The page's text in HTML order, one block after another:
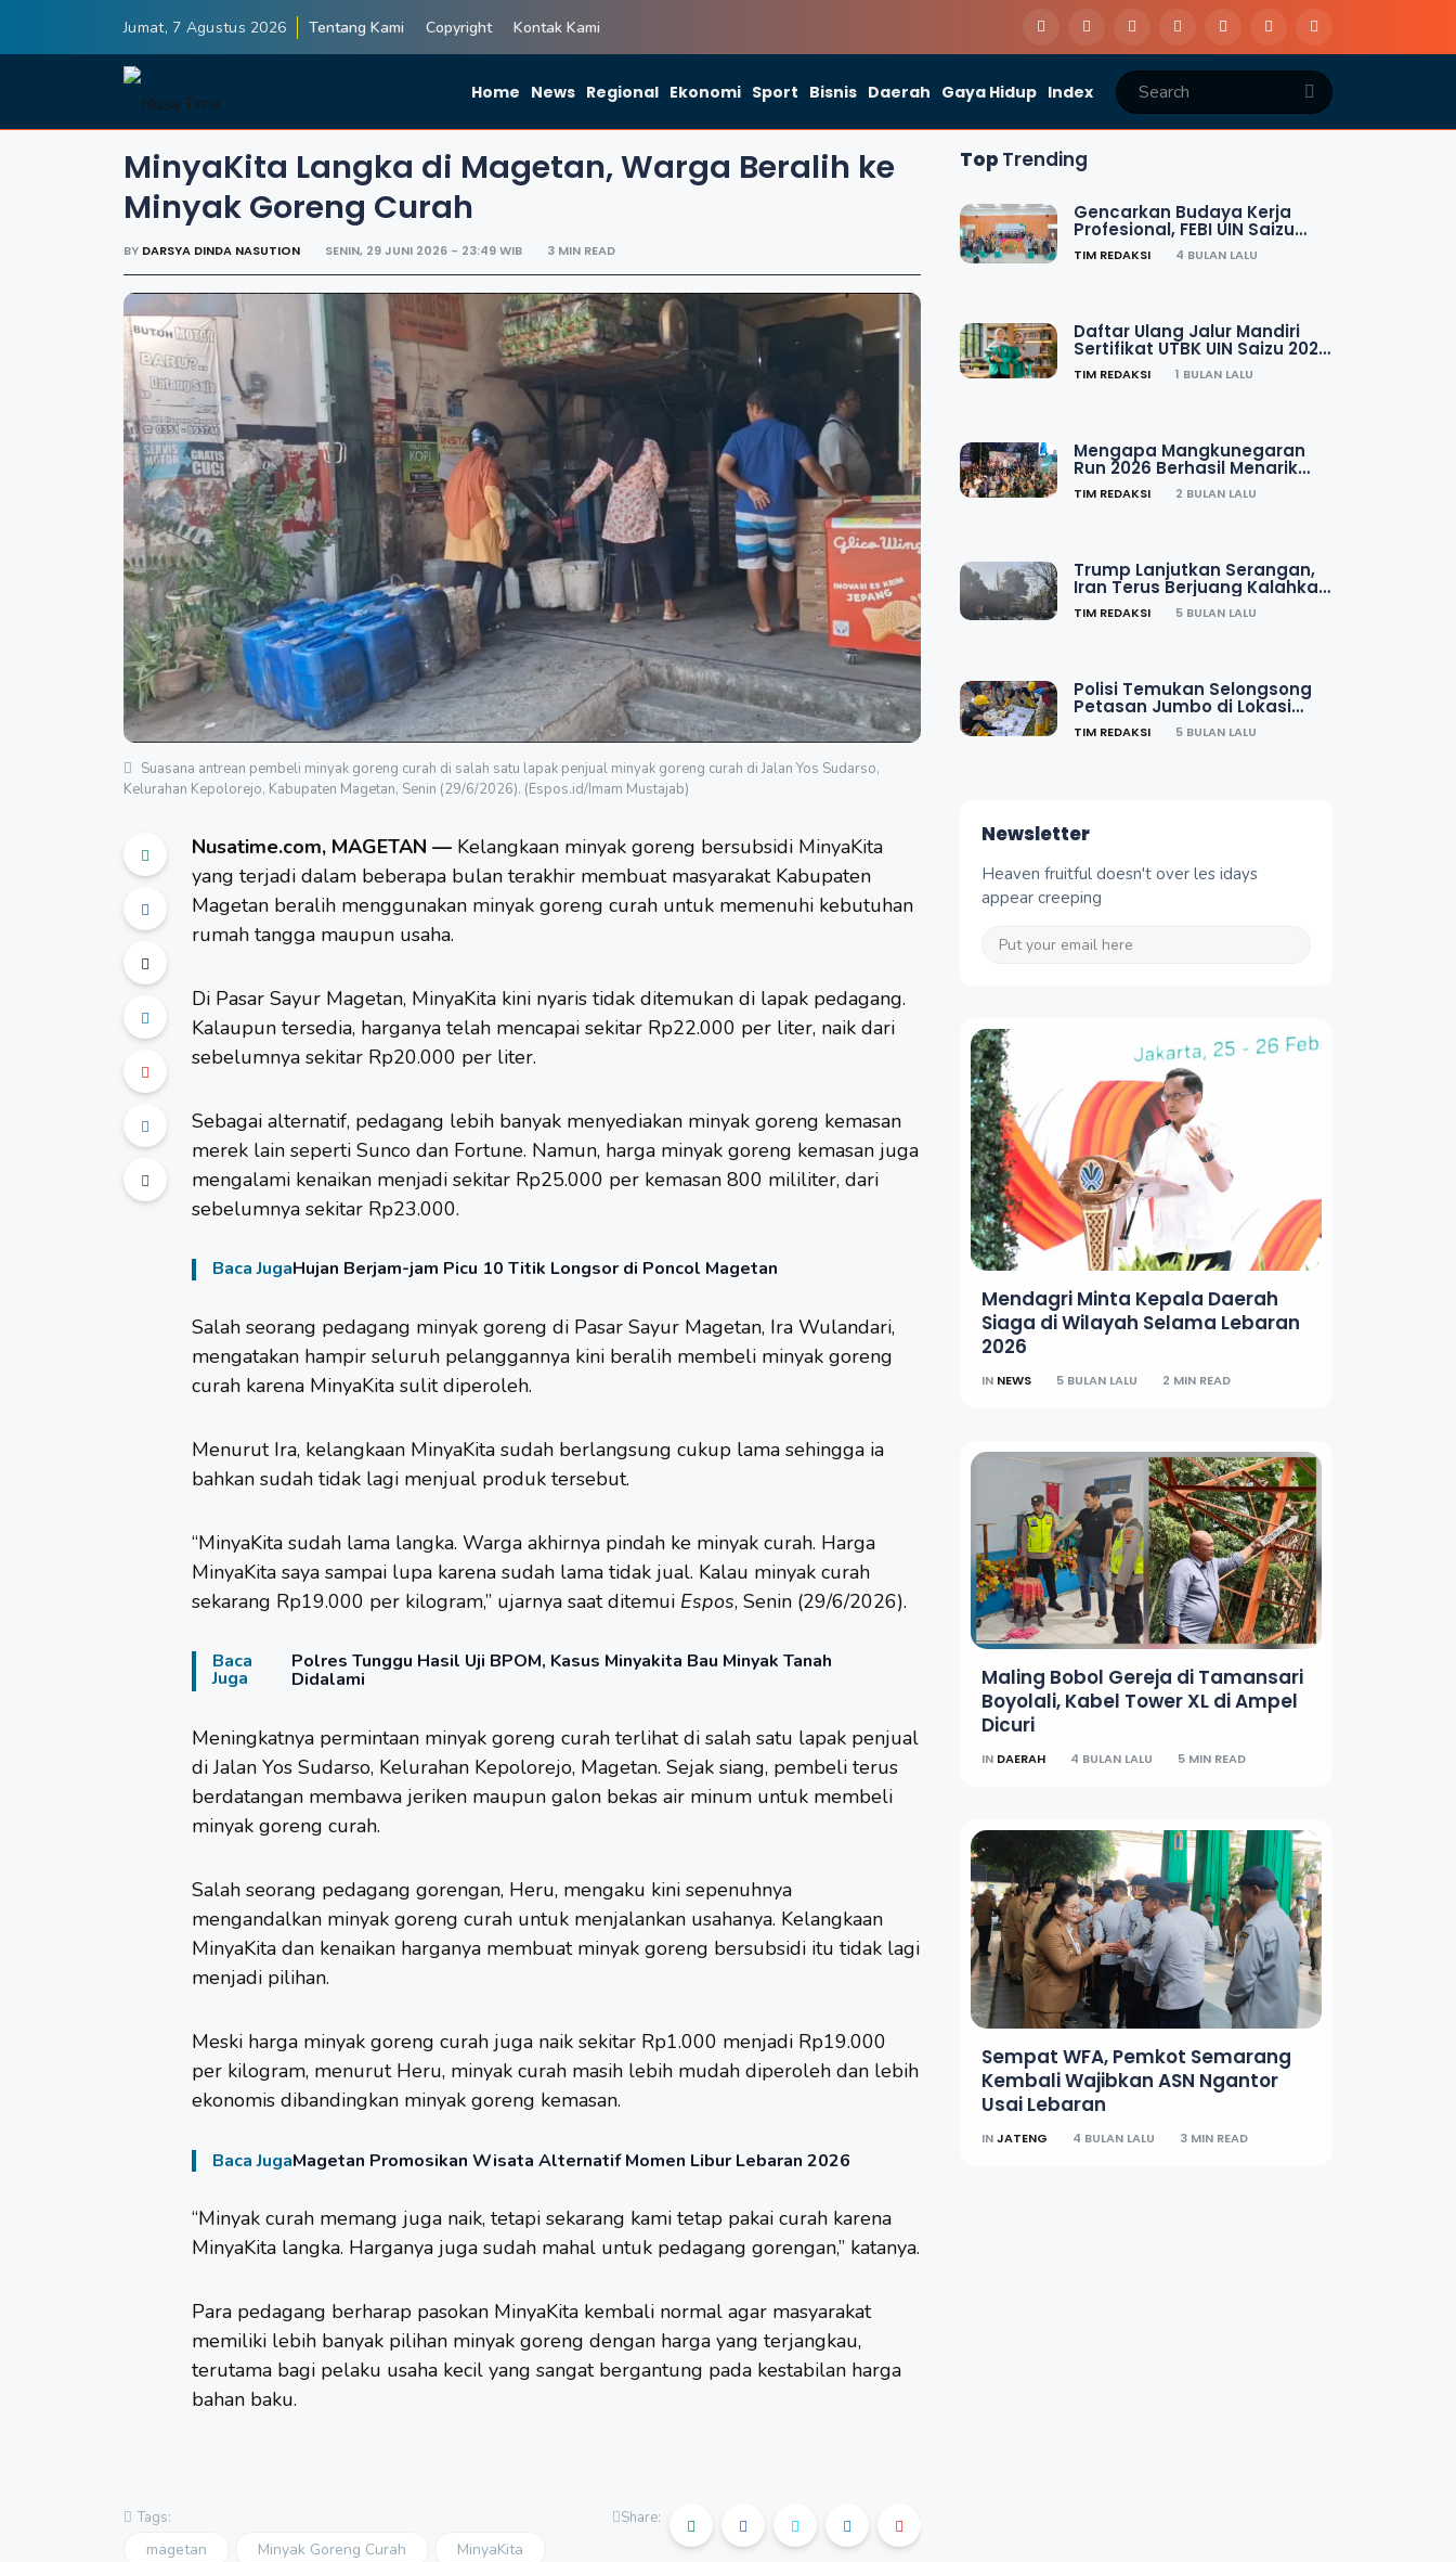
Jumat, 7 Agustus 2026 Tentang Kami Copyright Kontak Kami
Home News Regional Ekonomi Sport Bisnis Daerah Gaya Hidup Index
MinyaKita Langka di Magetan, Warga Beralih ke
Minyak Goreng Curah
BY DARSYA DINDA NASUTION SENIN, 29 JUNI 2026 - 23:49 WIB 3 MIN READ
Suasana antrean pembeli minyak goreng curah di salah satu lapak penjual minyak goreng curah di Jalan Yos Sudarso,
Kelurahan Kepolorejo, Kabupaten Magetan, Senin (29/6/2026). (Espos.id/Imam Mustajab)
Nusatime.com, MAGETAN — Kelangkaan minyak goreng bersubsidi MinyaKita
yang terjadi dalam beberapa bulan terakhir membuat masyarakat Kabupaten
Magetan beralih menggunakan minyak goreng curah untuk memenuhi kebutuhan
rumah tangga maupun usaha.
Di Pasar Sayur Magetan, MinyaKita kini nyaris tidak ditemukan di lapak pedagang.
Kalaupun tersedia, harganya telah mencapai sekitar Rp22.000 per liter, naik dari
sebelumnya sekitar Rp20.000 per liter.
Sebagai alternatif, pedagang lebih banyak menyediakan minyak goreng kemasan
merek lain seperti Sunco dan Fortune. Namun, harga minyak goreng kemasan juga
mengalami kenaikan menjadi sekitar Rp25.000 per kemasan 800 mililiter, dari
sebelumnya sekitar Rp23.000.
Baca JugaHujan Berjam-jam Picu 10 Titik Longsor di Poncol Magetan
Salah seorang pedagang minyak goreng di Pasar Sayur Magetan, Ira Wulandari,
mengatakan hampir seluruh pelanggannya kini beralih membeli minyak goreng
curah karena MinyaKita sulit diperoleh.
Menurut Ira, kelangkaan MinyaKita sudah berlangsung cukup lama sehingga ia
bahkan sudah tidak lagi menjual produk tersebut.
“MinyaKita sudah lama langka. Warga akhirnya pindah ke minyak curah. Harga
MinyaKita saya sampai lupa karena sudah lama tidak jual. Kalau minyak curah
sekarang Rp19.000 per kilogram,” ujarnya saat ditemui Espos, Senin (29/6/2026).
Baca
Juga
Polres Tunggu Hasil Uji BPOM, Kasus Minyakita Bau Minyak Tanah
Didalami
Meningkatnya permintaan minyak goreng curah terlihat di salah satu lapak penjual
di Jalan Yos Sudarso, Kelurahan Kepolorejo, Magetan. Sejak siang, pembeli terus
berdatangan membawa jeriken maupun galon bekas air minum untuk membeli
minyak goreng curah.
Salah seorang pedagang gorengan, Heru, mengaku kini sepenuhnya
mengandalkan minyak goreng curah untuk menjalankan usahanya. Kelangkaan
MinyaKita dan kenaikan harganya membuat minyak goreng bersubsidi itu tidak lagi
menjadi pilihan.
Meski harga minyak goreng curah juga naik sekitar Rp1.000 menjadi Rp19.000
per kilogram, menurut Heru, minyak curah masih lebih mudah diperoleh dan lebih
ekonomis dibandingkan minyak goreng kemasan.
Baca JugaMagetan Promosikan Wisata Alternatif Momen Libur Lebaran 2026
“Minyak curah memang juga naik, tetapi sekarang kami tetap pakai curah karena
MinyaKita langka. Harganya juga sudah mahal untuk pedagang gorengan,” katanya.
Para pedagang berharap pasokan MinyaKita kembali normal agar masyarakat
memiliki lebih banyak pilihan minyak goreng dengan harga yang terjangkau,
terutama bagi pelaku usaha kecil yang sangat bergantung pada kestabilan harga
bahan baku.
Tags:
magetan Minyak Goreng Curah MinyaKita
Share:
Top Trending
Gencarkan Budaya Kerja
Profesional, FEBI UIN Saizu
Gelar Workshop Integritas
TIM REDAKSI 4 BULAN LALU
Daftar Ulang Jalur Mandiri
Sertifikat UTBK UIN Saizu 2026
Dibuka, Cek Aturannya
TIM REDAKSI 1 BULAN LALU
Mengapa Mangkunegaran
Run 2026 Berhasil Menarik
Perhatian Publik?
TIM REDAKSI 2 BULAN LALU
Trump Lanjutkan Serangan,
Iran Terus Berjuang Kalahkan
AS dan Israel
TIM REDAKSI 5 BULAN LALU
Polisi Temukan Selongsong
Petasan Jumbo di Lokasi
Ledakan Ponorogo
TIM REDAKSI 5 BULAN LALU
Newsletter
Heaven fruitful doesn't over les idays
appear creeping
Mendagri Minta Kepala Daerah
Siaga di Wilayah Selama Lebaran
2026
IN NEWS 5 BULAN LALU 2 MIN READ
Maling Bobol Gereja di Tamansari
Boyolali, Kabel Tower XL di Ampel
Dicuri
IN DAERAH 4 BULAN LALU 5 MIN READ
Sempat WFA, Pemkot Semarang
Kembali Wajibkan ASN Ngantor
Usai Lebaran
INJATENG 4 BULAN LALU 3 MIN READ